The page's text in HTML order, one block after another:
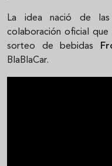
La idea nació de
colaboración oficial que
sorteo de bebidas
BlaBlaCar.